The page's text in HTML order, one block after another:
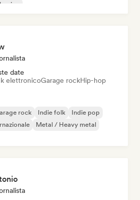
date
elettronicoGarage rockHip-hop
rock Indie folk
Indie pop
Metal / Heavy metal